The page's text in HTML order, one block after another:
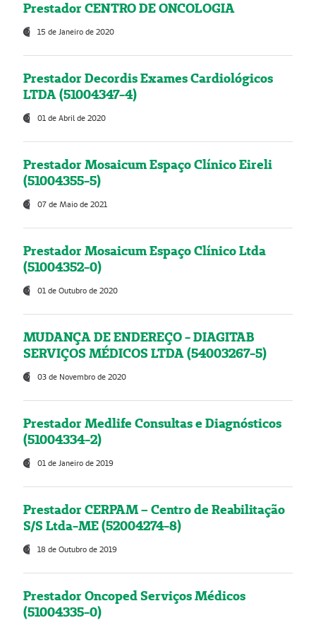
Prestador CENTRO DE ONCOLOGIA
15 de Janeiro de 2020
Prestador Decordis Exames Cardiológicos
LTDA (51004347-4)
01 de Abril de 2020
Prestador Mosaicum Espaço Clínico Eireli
(51004355-5)
07 de Maio de 2021
Prestador Mosaicum Espaço Clínico Ltda
(51004352-0)
01 de Outubro de 2020
MUDANÇA DE ENDEREÇO - DIAGITAB
SERVIÇOS MÉDICOS LTDA (54003267-5)
03 de Novembro de 2020
Prestador Medlife Consultas e Diagnósticos
(51004334-2)
01 de Janeiro de 2019
Prestador CERPAM – Centro de Reabilitação
S/S Ltda-ME (52004274-8)
18 de Outubro de 2019
Prestador Oncoped Serviços Médicos
(51004335-0)